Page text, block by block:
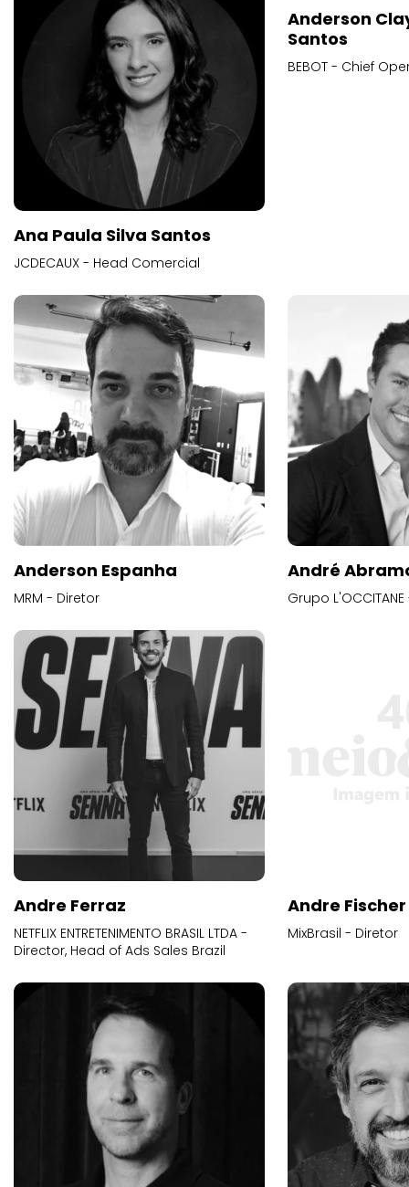
Ana Paula Silva Santos
JCDECAUX - Head Comercial
Anderson
Santos
BEBOT - Chief
Anderson Espanha
MRM - Diretor
André
Grupo
Andre Ferraz
NETFLIX ENTRETENIMENTO BRASIL LTDA -
Director, Head of Ads Sales Brazil
Andre Fischer
MixBrasil - Diretor